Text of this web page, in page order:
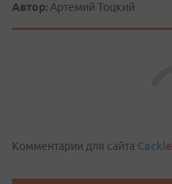
Автор: Артемий Тоцкий
Комментарии для сайта Cackle